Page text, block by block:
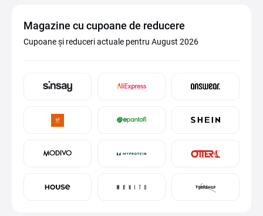
Magazine cu cupoane de reducere
Cupoane și reduceri actuale pentru August 2026